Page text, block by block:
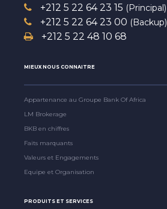
+212 5 22 64 23 15 (Principal)
+212 5 22 64 23 00 (Backup)
+212 5 22 48 10 68
MIEUX NOUS CONNAITRE
Appartenance au Groupe Bank Of Africa
LM Brokerage
BKB en chiffres
Faits marquants
Valeurs et Engagements
Equipe et Organisation
PRODUITS ET SERVICES